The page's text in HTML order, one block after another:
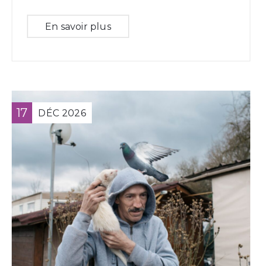
En savoir plus
17 DÉC 2026